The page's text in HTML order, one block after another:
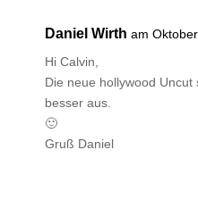
Daniel Wirth am
Hi Calvin,
Die neue hollywood
besser aus.
🙂
Gruß Daniel